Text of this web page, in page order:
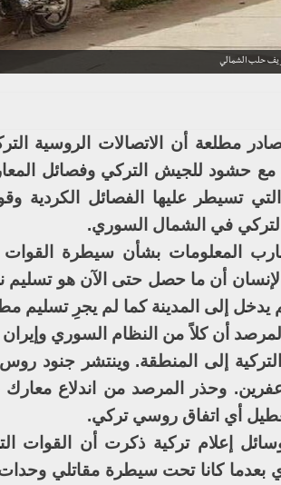
حلب الشمالي
مطلعة أن الاتصالات الروسية
مع حشود للجيش التركي وفصائل
التي تسيطر عليها الفصائل الكردية
في الشمال السوري.
المعلومات بشأن سيطرة القوات
أن ما حصل حتى الآن هو تسليم
يدخل إلى المدينة كما لم يجرِ تسليم
أن كلاً من النظام السوري
التركية إلى المنطقة. وينتشر جنود
وحذر المرصد من اندلاع معارك
أي اتفاق روسي تركي.
إعلام تركية ذكرت أن القوات
بعدما كانا تحت سيطرة مقاتلي